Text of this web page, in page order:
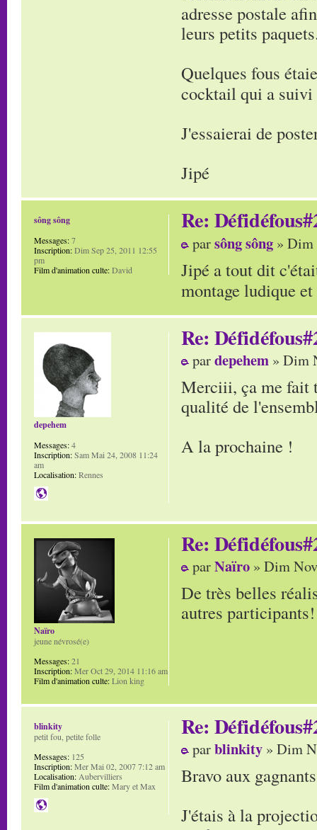
adresse postale
leurs petits
Quelques fous
cocktail qui a suivi
J'essaierai de
Jipé
Re:
parsông sông » Dim
Jipé a tout dit
montage ludique
sông sông
Messages:7
Inscription:Dim Sep 25, 2011 12:55
pm
Film d'animation culte:David
Re:
pardepehem » Dim
Merciii, ça me fait
qualité de
A la prochaine !
depehem
Messages:4
Inscription:Sam Mai 24, 2008 11:24
am
Localisation:Rennes
Re:
parNaïro » Dim
De très belles
autres participants!
Naïro
jeune névrosé(e)
Messages:21
Inscription:Mer Oct 29, 2014 11:16 am
Film d'animation culte:Lion king
Re:
parblinkity » Dim
Bravo aux
J'étais à la
blinkity
petit fou, petite folle
Messages: 125
Inscription:Mer Mai 02, 2007 7:12 am
Localisation: Aubervilliers
Film d'animation culte:Mary et Max